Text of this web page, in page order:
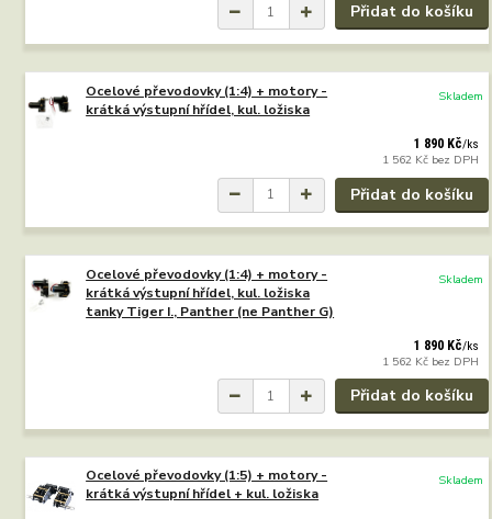
Přidat do košíku
Ocelové převodovky (1:4) + motory -
krátká výstupní hřídel, kul. ložiska
1 890 Kč/ks
1 562 Kč bez DPH
Skladem
Přidat do košíku
Ocelové převodovky (1:4) + motory -
krátká výstupní hřídel, kul. ložiska
tanky Tiger I., Panther (ne Panther G)
1 890 Kč/ks
1 562 Kč bez DPH
Skladem
Přidat do košíku
Ocelové převodovky (1:5) + motory -
krátká výstupní hřídel + kul. ložiska
Skladem